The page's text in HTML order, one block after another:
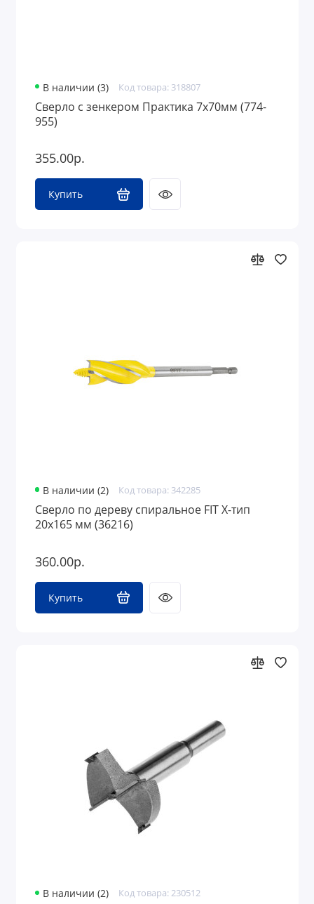
В наличии (3) Код товара: 318807
Сверло с зенкером Практика 7х70мм (774-
955)
355.00р.
Купить
В наличии (2) Код товара: 342285
Сверло по дереву спиральное FIT Х-тип
20х165 мм (36216)
360.00р.
Купить
В наличии (2) Код товара: 230512